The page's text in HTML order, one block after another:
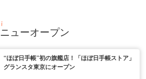
ニューオープン
“ほぼ日手帳”初の旗艦店！「ほぼ日手帳ストア」
グランスタ東京にオープン